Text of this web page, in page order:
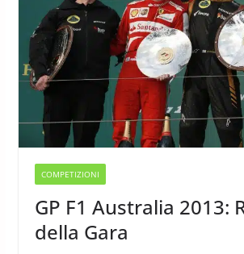
COMPETIZIONI
GP F1 Australia 2013:
della Gara